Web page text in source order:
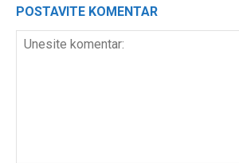
POSTAVITE KOMENTAR